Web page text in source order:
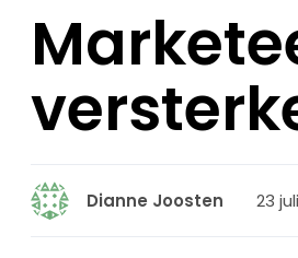
Dianne Joosten 23